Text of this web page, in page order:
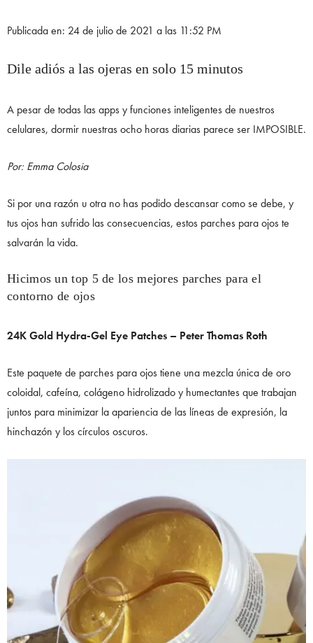
Publicada en: 24 de julio de 2021 a las 11:52 PM
Dile adiós a las ojeras en solo 15 minutos
A pesar de todas las apps y funciones inteligentes de nuestros
celulares, dormir nuestras ocho horas diarias parece ser IMPOSIBLE.
Por: Emma Colosia
Si por una razón u otra no has podido descansar como se debe, y
tus ojos han sufrido las consecuencias, estos parches para ojos te
salvarán la vida.
Hicimos un top 5 de los mejores parches para el
contorno de ojos
24K Gold Hydra-Gel Eye Patches – Peter Thomas Roth
Este paquete de parches para ojos tiene una mezcla única de oro
coloidal, cafeína, colágeno hidrolizado y humectantes que trabajan
juntos para minimizar la apariencia de las líneas de expresión, la
hinchazón y los círculos oscuros.